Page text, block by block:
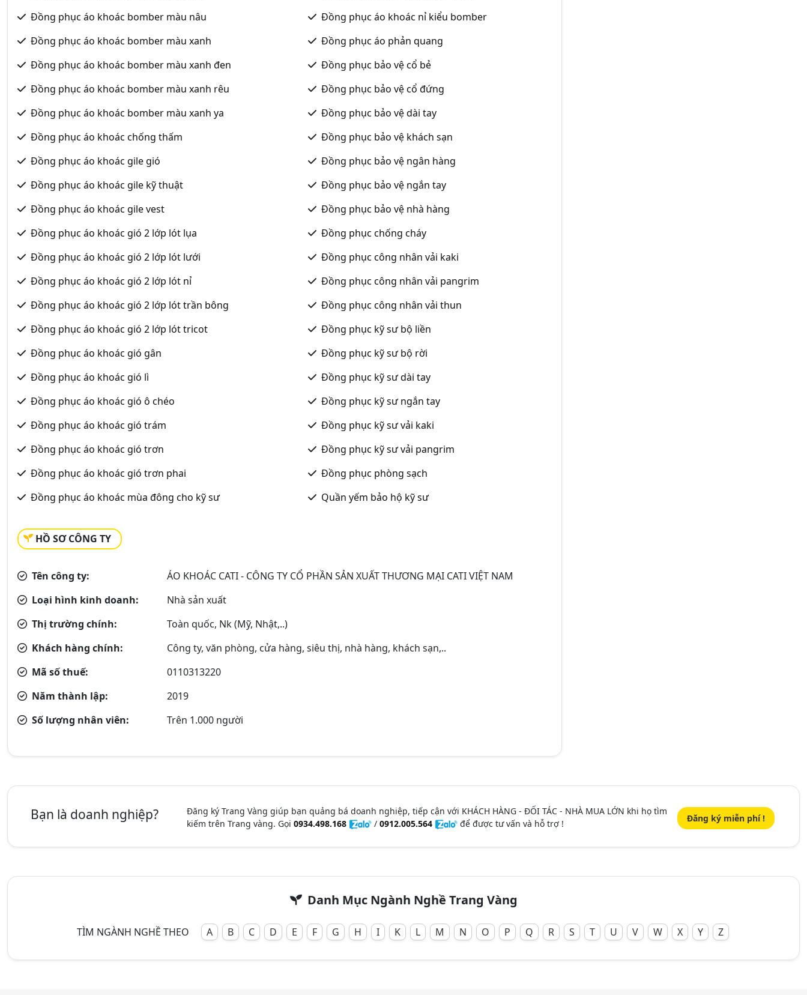
Đồng phục áo khoác bomber màu nâu
Đồng phục áo khoác bomber màu xanh
Đồng phục áo khoác bomber màu xanh đen
Đồng phục áo khoác bomber màu xanh rêu
Đồng phục áo khoác bomber màu xanh ya
Đồng phục áo khoác chống thấm
Đồng phục áo khoác gile gió
Đồng phục áo khoác gile kỹ thuật
Đồng phục áo khoác gile vest
Đồng phục áo khoác gió 2 lớp lót lụa
Đồng phục áo khoác gió 2 lớp lót lưới
Đồng phục áo khoác gió 2 lớp lót nỉ
Đồng phục áo khoác gió 2 lớp lót trần bông
Đồng phục áo khoác gió 2 lớp lót tricot
Đồng phục áo khoác gió gân
Đồng phục áo khoác gió lì
Đồng phục áo khoác gió ô chéo
Đồng phục áo khoác gió trám
Đồng phục áo khoác gió trơn
Đồng phục áo khoác gió trơn phai
Đồng phục áo khoác mùa đông cho kỹ sư
Đồng phục áo khoác nỉ kiểu bomber
Đồng phục áo phản quang
Đồng phục bảo vệ cổ bẻ
Đồng phục bảo vệ cổ đứng
Đồng phục bảo vệ dài tay
Đồng phục bảo vệ khách sạn
Đồng phục bảo vệ ngân hàng
Đồng phục bảo vệ ngắn tay
Đồng phục bảo vệ nhà hàng
Đồng phục chống cháy
Đồng phục công nhân vải kaki
Đồng phục công nhân vải pangrim
Đồng phục công nhân vải thun
Đồng phục kỹ sư bộ liền
Đồng phục kỹ sư bộ rời
Đồng phục kỹ sư dài tay
Đồng phục kỹ sư ngắn tay
Đồng phục kỹ sư vải kaki
Đồng phục kỹ sư vải pangrim
Đồng phục phòng sạch
Quần yếm bảo hộ kỹ sư
HỒ SƠ CÔNG TY
Tên công ty:
ÁO KHOÁC CATI - CÔNG TY CỔ PHẦN SẢN XUẤT THƯƠNG MẠI CATI VIỆT NAM
Loại hình kinh doanh:
Nhà sản xuất
Thị trường chính:
Toàn quốc, Nk (Mỹ, Nhật,..)
Khách hàng chính:
Công ty, văn phòng, cửa hàng, siêu thị, nhà hàng, khách sạn,..
Mã số thuế:
0110313220
Năm thành lập:
2019
Số lượng nhân viên:
Trên 1.000 người
Bạn là doanh nghiệp?
Đăng ký Trang Vàng giúp bạn quảng bá doanh nghiệp, tiếp cận với KHÁCH HÀNG - ĐỐI TÁC - NHÀ MUA LỚN khi họ tìm
kiếm trên Trang vàng. Gọi 0934.498.168 / 0912.005.564 để được tư vấn và hỗ trợ ! Đăng ký miễn phí !
Danh Mục Ngành Nghề Trang Vàng
TÌM NGÀNH NGHỀ THEO A B C D E F G H I K L M N O P Q R S T U V W X Y Z